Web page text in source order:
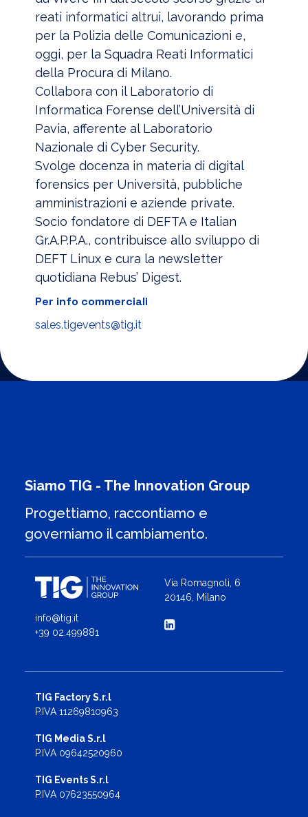
reati informatici altrui, lavorando prima
per la Polizia delle Comunicazioni e,
oggi, per la Squadra Reati Informatici
della Procura di Milano.
Collabora con il Laboratorio di
Informatica Forense dell’Università di
Pavia, afferente al Laboratorio
Nazionale di Cyber Security.
Svolge docenza in materia di digital
forensics per Università, pubbliche
amministrazioni e aziende private.
Socio fondatore di DEFTA e Italian
Gr.A.P.P.A., contribuisce allo sviluppo di
DEFT Linux e cura la newsletter
quotidiana Rebus’ Digest.
Per info commerciali
sales.tigevents@tig.it
Siamo TIG - The Innovation Group
Progettiamo, raccontiamo e
governiamo il cambiamento.
info@tig.it
+39 02.499881
Via Romagnoli, 6
20146, Milano
TIG Factory S.r.l
P.IVA 11269810963
TIG Media S.r.l
P.IVA 09642520960
TIG Events S.r.l
P.IVA 07623550964